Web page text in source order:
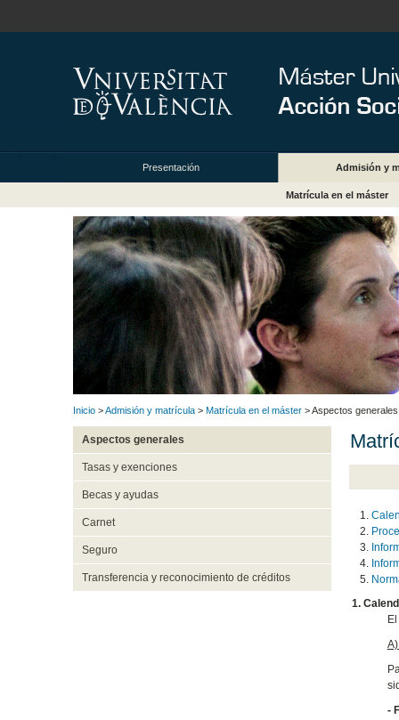
Presentación Admisión y
Matrícula en el máster
Inicio >Admisión y matrícula > Matrícula en el máster > Aspectos generales
Aspectos generales
Tasas y exenciones
Becas y ayudas
Carnet
Seguro
Transferencia y reconocimiento de créditos
1.
-